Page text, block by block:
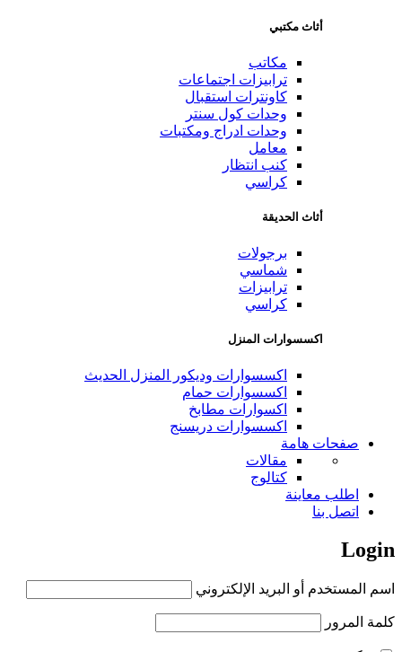
أثاث مكتبي
مكاتب
ترابيزات اجتماعات
كاونترات استقبال
وحدات كول سنتر
وحدات ادراج ومكتبات
معامل
كنب انتظار
كراسي
أثاث الحديقة
برجولات
شماسي
ترابيزات
كراسي
اكسسوارات المنزل
اكسسوارات وديكور المنزل الحديث
اكسسوارات حمام
اكسوارات مطابخ
اكسسوارات دريسنج
صفحات هامة
مقالات
كتالوج
اطلب معاينة
اتصل بنا
Login
اسم المستخدم أو البريد الإلكتروني
كلمة المرور